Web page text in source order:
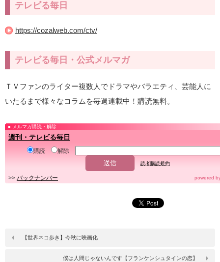
テレビる毎日
https://cozalweb.com/ctv/
テレビる毎日・公式メルマガ
ＴＶファンのライター複数人でドラマやバラエティ、芸能人に
いたるまで様々なコラムを毎週連載中！購読無料。
メルマガ購読・解除
週刊・テレビる毎日
購読 解除
読者購読規約
>> バックナンバー powered
【世界ネコ歩き】今秋に映画化
僕は人間じゃないんです【フランケンシュタインの恋】